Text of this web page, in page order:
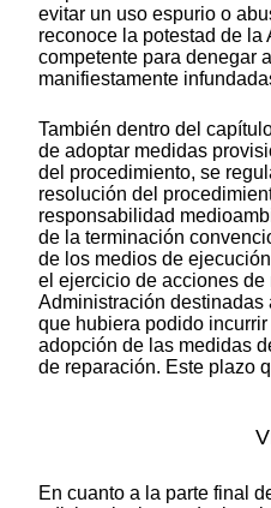
evitar un uso espurio o
reconoce la potestad de
competente para denegar
manifiestamente
También dentro del
de adoptar medidas
del procedimiento, se
resolución del
responsabilidad
de la terminación
de los medios de
el ejercicio de acciones
Administración destinadas
que hubiera podido
adopción de las medidas
de reparación. Este plazo
En cuanto a la parte final